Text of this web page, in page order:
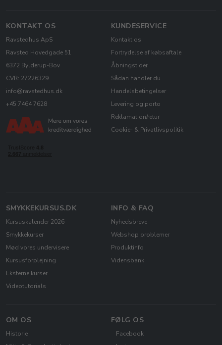
KONTAKT OS
Ravstedhus ApS
Ravsted Hovedgade 51
6372 Bylderup-Bov
CVR: 27226329
info@ravstedhus.dk
+45 7464 7628
KUNDESERVICE
Kontakt os
Fortrydelse af købsaftale
Åbningstider
Sådan handler du
Handelsbetingelser
Levering og porto
Reklamation/retur
Cookie- & Privatlivspolitik
SMYKKEKURSUS.DK
Kursuskalender 2026
Smykkekurser
Mød vores undervisere
Kursusforplejning
Eksterne kurser
Videotutorials
INFO & FAQ
Nyhedsbreve
Webshop problemer
Produktinfo
Vidensbank
OM OS
Historie
FØLG OS
Facebook